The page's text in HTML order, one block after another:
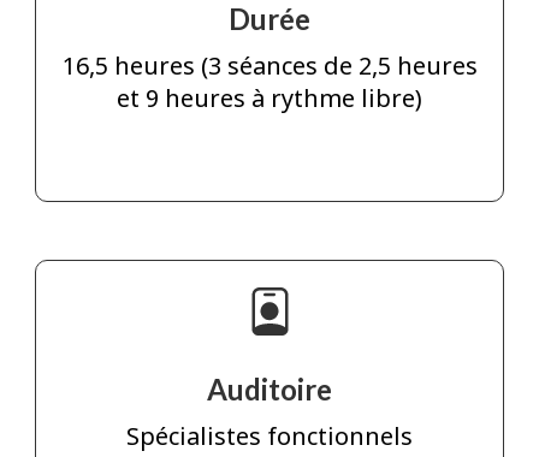
Durée
16,5 heures (3 séances de 2,5 heures
et 9 heures à rythme libre)
Auditoire
Spécialistes fonctionnels